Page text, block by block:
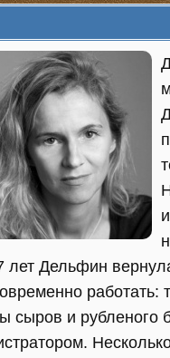
лет Дельфин
работать:
сыров и рубленого